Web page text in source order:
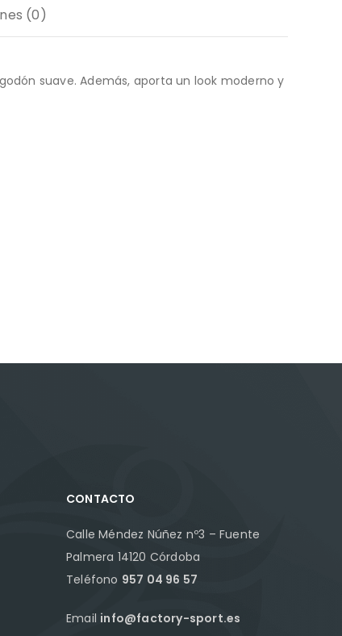
(0)
suave. Además, aporta un look moderno y
CONTACTO
Calle Méndez Núñez nº3 – Fuente
Palmera 14120 Córdoba
Teléfono 957 04 96 57
Email info@factory-sport.es